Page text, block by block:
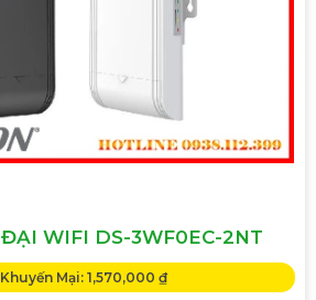
ĐẠI WIFI DS-3WF0EC-2NT
Mại: 1,570,000 ₫